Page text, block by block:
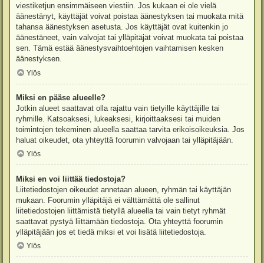
viestiketjun ensimmäiseen viestiin. Jos kukaan ei ole vielä
äänestänyt, käyttäjät voivat poistaa äänestyksen tai muokata mitä
tahansa äänestyksen asetusta. Jos käyttäjät ovat kuitenkin jo
äänestäneet, vain valvojat tai ylläpitäjät voivat muokata tai poistaa
sen. Tämä estää äänestysvaihtoehtojen vaihtamisen kesken
äänestyksen.
Ylös
Miksi en pääse alueelle?
Jotkin alueet saattavat olla rajattu vain tietyille käyttäjille tai
ryhmille. Katsoaksesi, lukeaksesi, kirjoittaaksesi tai muiden
toimintojen tekeminen alueella saattaa tarvita erikoisoikeuksia. Jos
haluat oikeudet, ota yhteyttä foorumin valvojaan tai ylläpitäjään.
Ylös
Miksi en voi liittää tiedostoja?
Liitetiedostojen oikeudet annetaan alueen, ryhmän tai käyttäjän
mukaan. Foorumin ylläpitäjä ei välttämättä ole sallinut
liitetiedostojen liittämistä tietyllä alueella tai vain tietyt ryhmät
saattavat pystyä liittämään tiedostoja. Ota yhteyttä foorumin
ylläpitäjään jos et tiedä miksi et voi lisätä liitetiedostoja.
Ylös